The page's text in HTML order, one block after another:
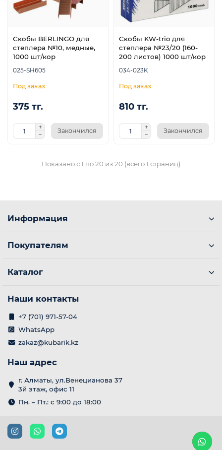
Скобы BERLINGO для
степлера №10, медные,
1000 шт/кор
025-SH605
375 тг.
Закончился
Скобы KW-trio для
степлера №23/20 (160-
200 листов) 1000 шт/кор
034-023K
810 тг.
Закончился
Показано с 1 по 20 из 20 (всего 1 страниц)
Информация
Покупателям
Каталог
Наши контакты
+7 (701) 971-57-04
WhatsApp
zakaz@kubarik.kz
Наш адрес
г. Алматы, ул.Венецианова 37
3й этаж, офис 11
Пн. – Пт.: с 9:00 до 18:00